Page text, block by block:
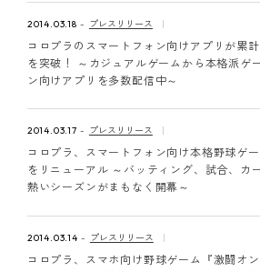
2014.03.18 プレスリリース
コロプラのスマートフォン向けアプリが累
を突破！ ～カジュアルゲームから本格派ゲ
ン向けアプリを多数配信中～
2014.03.17 プレスリリース
コロプラ、スマートフォン向け本格野球ゲー
をリニューアル ～バッティング、試合、カ
熱いシーズンがまもなく開幕～
2014.03.14 プレスリリース
コロプラ、スマホ向け野球ゲーム『激闘オ